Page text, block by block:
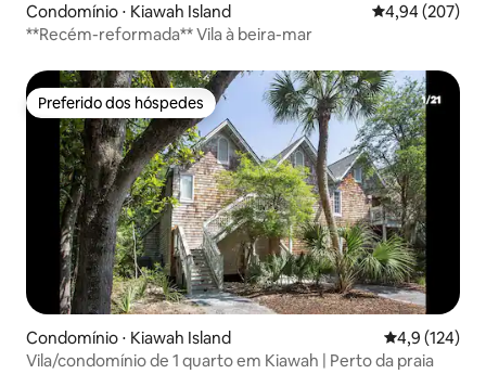
Condomínio ⋅ Kiawah Island 4,94 de uma
4,94 (207)
**Recém-reformada** Vila à beira-mar
Preferido dos hóspedes
Preferido dos hóspedes
Condomínio ⋅ Kiawah Island 4,9 de uma
4,9 (124)
Vila/condomínio de 1 quarto em Kiawah | Perto da praia